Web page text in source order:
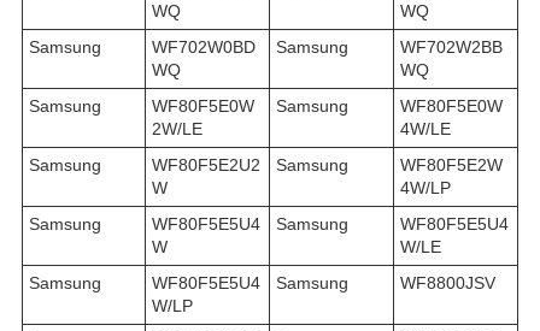
WQ
WQ
Samsung
WF702W0BD
WQ
Samsung
WF702W2BB
WQ
Samsung
WF80F5E0W
2W/LE
Samsung
WF80F5E0W
4W/LE
Samsung
WF80F5E2U2
W
Samsung
WF80F5E2W
4W/LP
Samsung
WF80F5E5U4
W
Samsung
WF80F5E5U4
W/LE
Samsung
WF80F5E5U4
W/LP
Samsung WF8800JSV